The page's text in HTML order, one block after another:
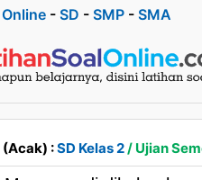
- SD - SMP - SMA
(Acak) :SD Kelas 2/ Ujian